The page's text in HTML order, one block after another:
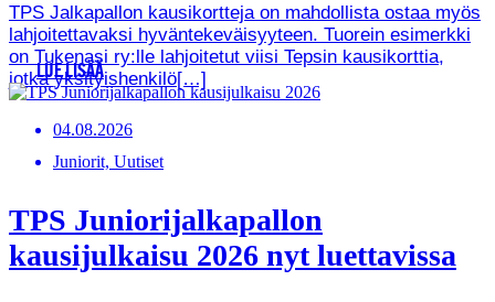
TPS Jalkapallon kausikortteja on mahdollista ostaa myös
lahjoitettavaksi hyväntekeväisyyteen. Tuorein esimerkki
on Tukenasi ry:lle lahjoitetut viisi Tepsin kausikorttia,
jotka yksityishenkilö[…]
LUE LISÄÄ
04.08.2026
Juniorit, Uutiset
TPS Juniorijalkapallon
kausijulkaisu 2026 nyt luettavissa